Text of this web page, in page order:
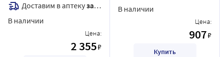
Доставим в аптекузавтра
В наличии
Цена:
2 355₽
В наличии
Цена:
907₽
Купить